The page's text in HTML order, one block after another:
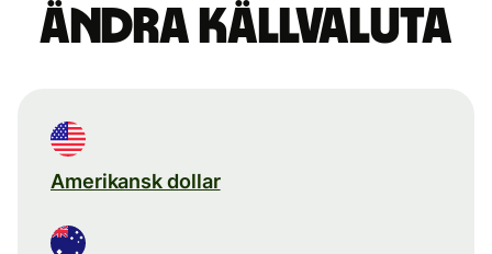
Ändra källvaluta
Amerikansk dollar